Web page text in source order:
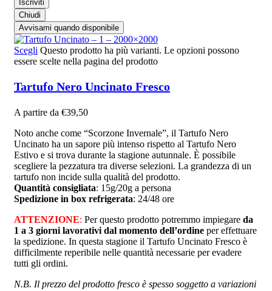
Iscriviti
Chiudi
Avvisami quando disponibile
Scegli Questo prodotto ha più varianti. Le opzioni possono
essere scelte nella pagina del prodotto
Tartufo Nero Uncinato Fresco
A partire da €39,50
Noto anche come “Scorzone Invernale”, il Tartufo Nero
Uncinato ha un sapore più intenso rispetto al Tartufo Nero
Estivo e si trova durante la stagione autunnale. È possibile
scegliere la pezzatura tra diverse selezioni. La grandezza di un
tartufo non incide sulla qualità del prodotto.
Quantità consigliata: 15g/20g a persona
Spedizione in box refrigerata: 24/48 ore
ATTENZIONE: Per questo prodotto potremmo impiegare da
1 a 3 giorni lavorativi dal momento dell’ordine per effettuare
la spedizione. In questa stagione il Tartufo Uncinato Fresco è
difficilmente reperibile nelle quantità necessarie per evadere
tutti gli ordini.
N.B. Il prezzo del prodotto fresco è spesso soggetto a variazioni